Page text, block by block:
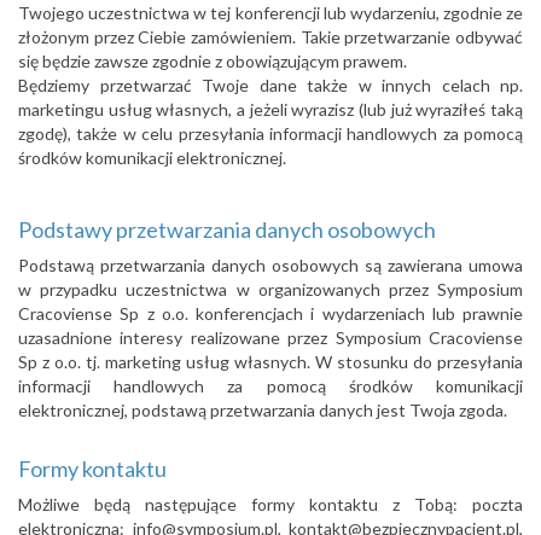
Twojego uczestnictwa w tej konferencji lub wydarzeniu, zgodnie ze
złożonym przez Ciebie zamówieniem. Takie przetwarzanie odbywać
się będzie zawsze zgodnie z obowiązującym prawem.
Będziemy przetwarzać Twoje dane także w innych celach np.
marketingu usług własnych, a jeżeli wyrazisz (lub już wyraziłeś taką
zgodę), także w celu przesyłania informacji handlowych za pomocą
środków komunikacji elektronicznej.
Podstawy przetwarzania danych osobowych
Podstawą przetwarzania danych osobowych są zawierana umowa
w przypadku uczestnictwa w organizowanych przez Symposium
Cracoviense Sp z o.o. konferencjach i wydarzeniach lub prawnie
uzasadnione interesy realizowane przez Symposium Cracoviense
Sp z o.o. tj. marketing usług własnych. W stosunku do przesyłania
informacji handlowych za pomocą środków komunikacji
elektronicznej, podstawą przetwarzania danych jest Twoja zgoda.
Formy kontaktu
Możliwe będą następujące formy kontaktu z Tobą: poczta
elektroniczna: info@symposium.pl, kontakt@bezpiecznypacjent.pl,